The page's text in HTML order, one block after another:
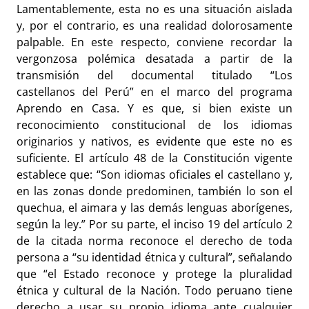
Lamentablemente, esta no es una situación aislada
y, por el contrario, es una realidad dolorosamente
palpable. En este respecto, conviene recordar la
vergonzosa polémica desatada a partir de la
transmisión del documental titulado “Los
castellanos del Perú” en el marco del programa
Aprendo en Casa. Y es que, si bien existe un
reconocimiento constitucional de los idiomas
originarios y nativos, es evidente que este no es
suficiente. El artículo 48 de la Constitución vigente
establece que: “Son idiomas oficiales el castellano y,
en las zonas donde predominen, también lo son el
quechua, el aimara y las demás lenguas aborígenes,
según la ley.” Por su parte, el inciso 19 del artículo 2
de la citada norma reconoce el derecho de toda
persona a “su identidad étnica y cultural”, señalando
que “el Estado reconoce y protege la pluralidad
étnica y cultural de la Nación. Todo peruano tiene